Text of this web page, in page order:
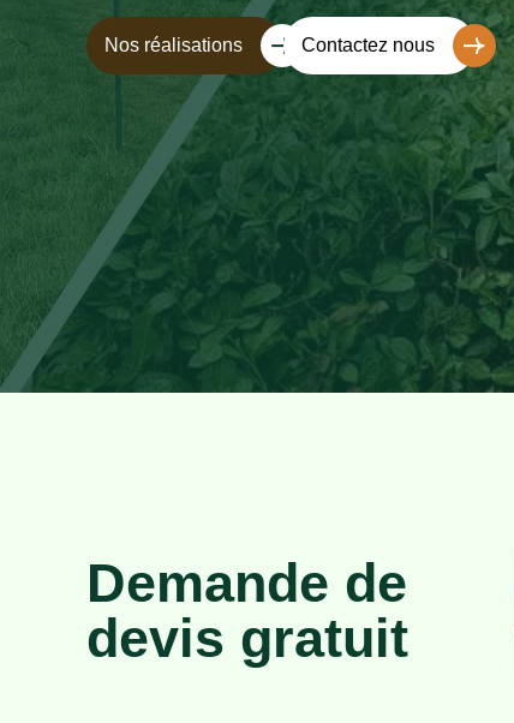
Nos réalisations Contactez nous
Demande de
devis gratuit